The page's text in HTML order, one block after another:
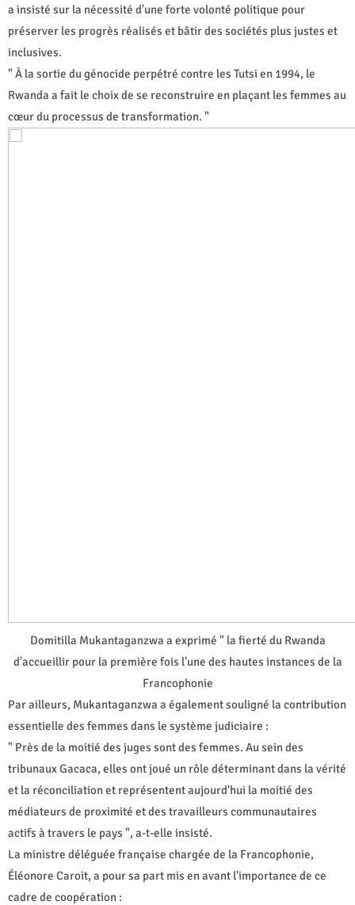
a insisté sur la nécessité d'une forte volonté politique pour
préserver les progrès réalisés et bâtir des sociétés plus justes et
inclusives.
" À la sortie du génocide perpétré contre les Tutsi en 1994, le
Rwanda a fait le choix de se reconstruire en plaçant les femmes au
cœur du processus de transformation. "
Domitilla Mukantaganzwa a exprimé " la fierté du Rwanda
d'accueillir pour la première fois l'une des hautes instances de la
Francophonie
Par ailleurs, Mukantaganzwa a également souligné la contribution
essentielle des femmes dans le système judiciaire :
" Près de la moitié des juges sont des femmes. Au sein des
tribunaux Gacaca, elles ont joué un rôle déterminant dans la vérité
et la réconciliation et représentent aujourd'hui la moitié des
médiateurs de proximité et des travailleurs communautaires
actifs à travers le pays ", a-t-elle insisté.
La ministre déléguée française chargée de la Francophonie,
Éléonore Caroit, a pour sa part mis en avant l'importance de ce
cadre de coopération :